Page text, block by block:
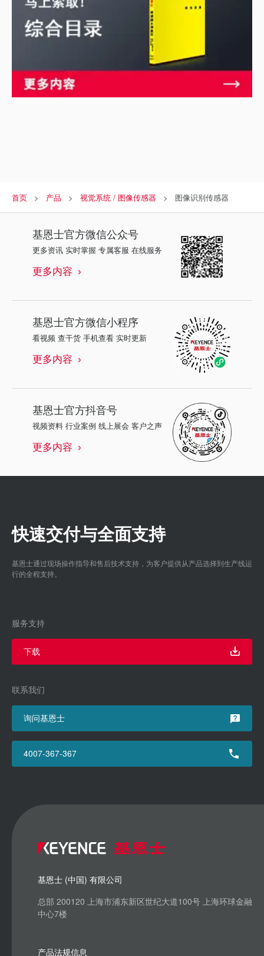
首页 产品 视觉系统 / 图像传感器 图像识别传感器
基恩士官方微信公众号
更多资讯 实时掌握 专属客服 在线服务
更多内容
基恩士官方微信小程序
看视频 查干货 手机查看 实时更新
更多内容
基恩士官方抖音号
视频资料 行业案例 线上展会 客户之声
更多内容
快速交付与全面支持
基恩士通过现场操作指导和售后技术支持，为客户提供从产品选择到生产线运
行的全程支持。
服务支持
下载
联系我们
询问基恩士
4007-367-367
基恩士 (中国) 有限公司
总部 200120 上海市浦东新区世纪大道100号 上海环球金融
中心7楼
产品法规信息